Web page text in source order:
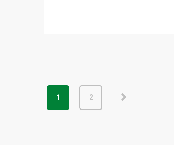
1 2